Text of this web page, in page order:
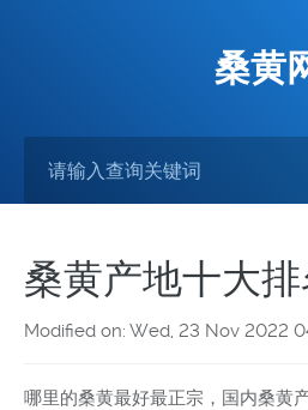
桑黄
桑黄产地十大排
Modified on: Wed, 23 Nov 2022
哪里的桑黄最好最正宗，国内桑黄